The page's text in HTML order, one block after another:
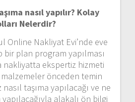
nasıl yapılır? Kolay
Nelerdir?
Online Nakliyat Evi’nde eve
plan program yapılması
nakliyatta ekspertiz hizmeti
önceden temin
taşıma yapılacağı ve ne
alakalı ön bilgi